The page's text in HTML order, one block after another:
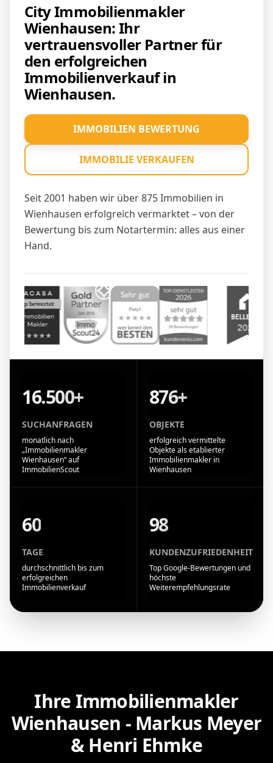
City Immobilienmakler
Wienhausen: Ihr
vertrauensvoller Partner für
den erfolgreichen
Immobilienverkauf in
Wienhausen.
Seit 2001 haben wir über 875 Immobilien in
Wienhausen erfolgreich vermarktet – von der
Bewertung bis zum Notartermin: alles aus einer
Hand.
IMMOBILIEN BEWERTUNG
IMMOBILIE VERKAUFEN
16.500+
SUCHANFRAGEN
monatlich nach
„Immobilienmakler
Wienhausen“ auf
ImmobilienScout
876+
OBJEKTE
erfolgreich vermittelte
Objekte als etablierter
Immobilienmakler in
Wienhausen
60
TAGE
durchschnittlich bis zum
erfolgreichen
Immobilienverkauf
98
KUNDENZUFRIEDENHEIT
Top Google-Bewertungen und
höchste
Weiterempfehlungsrate
Ihre Immobilienmakler
Wienhausen - Markus Meyer
& Henri Ehmke